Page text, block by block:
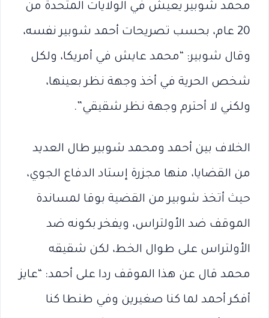
محمد شوبير يعيش في الولايات المتحدة من
20 عام، بحسب تصريحات أحمد شوبير نفسه،
وقال شوبير: “محمد عايش في أمريكا، ولكل
شخص الحرية في أخذ وجهة نظر بعينها،
ولكني لا أحترم وجهة نظر شقيقي”.
الخلاف بين أحمد ومحمد شوبير طال العديد
من القضايا، منها مجزرة إستاد الدفاع الجوي،
حيث أتخذ شوبير من القضية بوقا لمساندة
الموقف ضد الأولتراس، ويفخر بكونه ضد
الأولتراس على طوال الخط، لكن شقيقه
محمد قال عن هذا الموقف ردا على أحمد: “عايز
أفكر أحمد لما كنا صغيرين وفي طنطا كنا